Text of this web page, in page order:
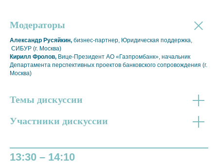
Модераторы
Александр Русяйкин, бизнес-партнер, Юридическая поддержка,
СИБУР (г. Москва)
Кирилл Фролов, Вице-Президент АО «Газпромбанк», начальник
Департамента перспективных проектов банковского сопровождения (г.
Москва)
Темы дискуссии
Участники дискуссии
13:30 – 14:10